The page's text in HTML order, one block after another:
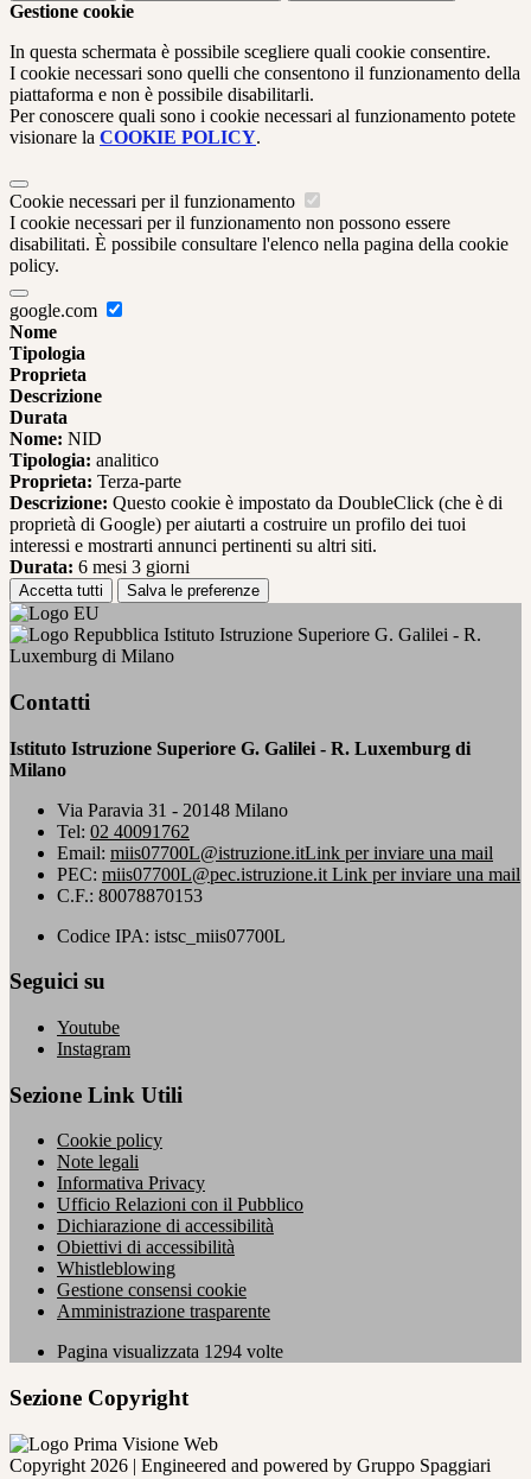
Gestione cookie
In questa schermata è possibile scegliere quali cookie consentire.
I cookie necessari sono quelli che consentono il funzionamento della
piattaforma e non è possibile disabilitarli.
Per conoscere quali sono i cookie necessari al funzionamento potete
visionare la COOKIE POLICY.
Cookie necessari per il funzionamento
I cookie necessari per il funzionamento non possono essere
disabilitati. È possibile consultare l'elenco nella pagina della cookie
policy.
google.com
Nome
Tipologia
Proprieta
Descrizione
Durata
Nome: NID
Tipologia: analitico
Proprieta: Terza-parte
Descrizione: Questo cookie è impostato da DoubleClick (che è di
proprietà di Google) per aiutarti a costruire un profilo dei tuoi
interessi e mostrarti annunci pertinenti su altri siti.
Durata: 6 mesi 3 giorni
Accetta tutti Salva le preferenze
Istituto Istruzione Superiore G. Galilei - R.
Luxemburg di Milano
Contatti
Istituto Istruzione Superiore G. Galilei - R. Luxemburg di
Milano
Via Paravia 31 - 20148 Milano
Tel: 02 40091762
Email: miis07700L@istruzione.itLink per inviare una mail
PEC: miis07700L@pec.istruzione.it Link per inviare una mail
C.F.: 80078870153
Codice IPA: istsc_miis07700L
Seguici su
Youtube
Instagram
Sezione Link Utili
Cookie policy
Note legali
Informativa Privacy
Ufficio Relazioni con il Pubblico
Dichiarazione di accessibilità
Obiettivi di accessibilità
Whistleblowing
Gestione consensi cookie
Amministrazione trasparente
Pagina visualizzata 1294 volte
Sezione Copyright
Copyright 2026 | Engineered and powered by Gruppo Spaggiari